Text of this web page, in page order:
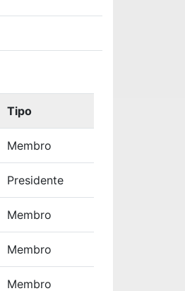
Tipo
Membro
Presidente
Membro
Membro
Membro